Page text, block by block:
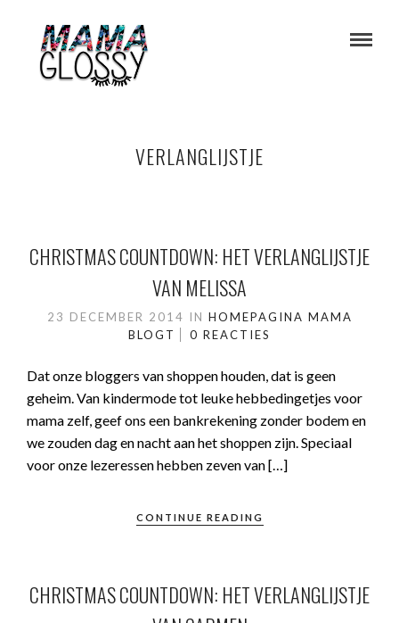
VERLANGLIJSTJE
CHRISTMAS COUNTDOWN: HET VERLANGLIJSTJE
VAN MELISSA
23 DECEMBER 2014 IN HOMEPAGINA MAMA
BLOGT
0 REACTIES
Dat onze bloggers van shoppen houden, dat is geen
geheim. Van kindermode tot leuke hebbedingetjes voor
mama zelf, geef ons een bankrekening zonder bodem en
we zouden dag en nacht aan het shoppen zijn. Speciaal
voor onze lezeressen hebben zeven van […]
CONTINUE READING
CHRISTMAS COUNTDOWN: HET VERLANGLIJSTJE